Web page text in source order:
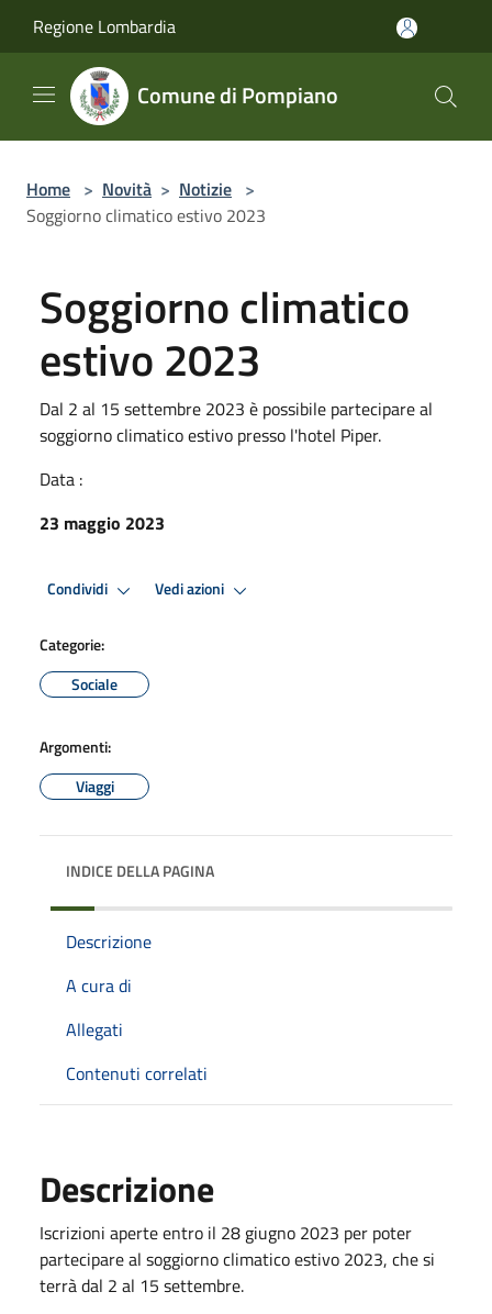
Regione Lombardia
Comune di Pompiano
Home > Novità > Notizie >
Soggiorno climatico estivo 2023
Soggiorno climatico
estivo 2023
Dal 2 al 15 settembre 2023 è possibile partecipare al
soggiorno climatico estivo presso l'hotel Piper.
Data :
23 maggio 2023
Condividi Vedi azioni
Categorie:
Sociale
Argomenti:
Viaggi
INDICE DELLA PAGINA
Descrizione
A cura di
Allegati
Contenuti correlati
Descrizione
Iscrizioni aperte entro il 28 giugno 2023 per poter
partecipare al soggiorno climatico estivo 2023, che si
terrà dal 2 al 15 settembre.